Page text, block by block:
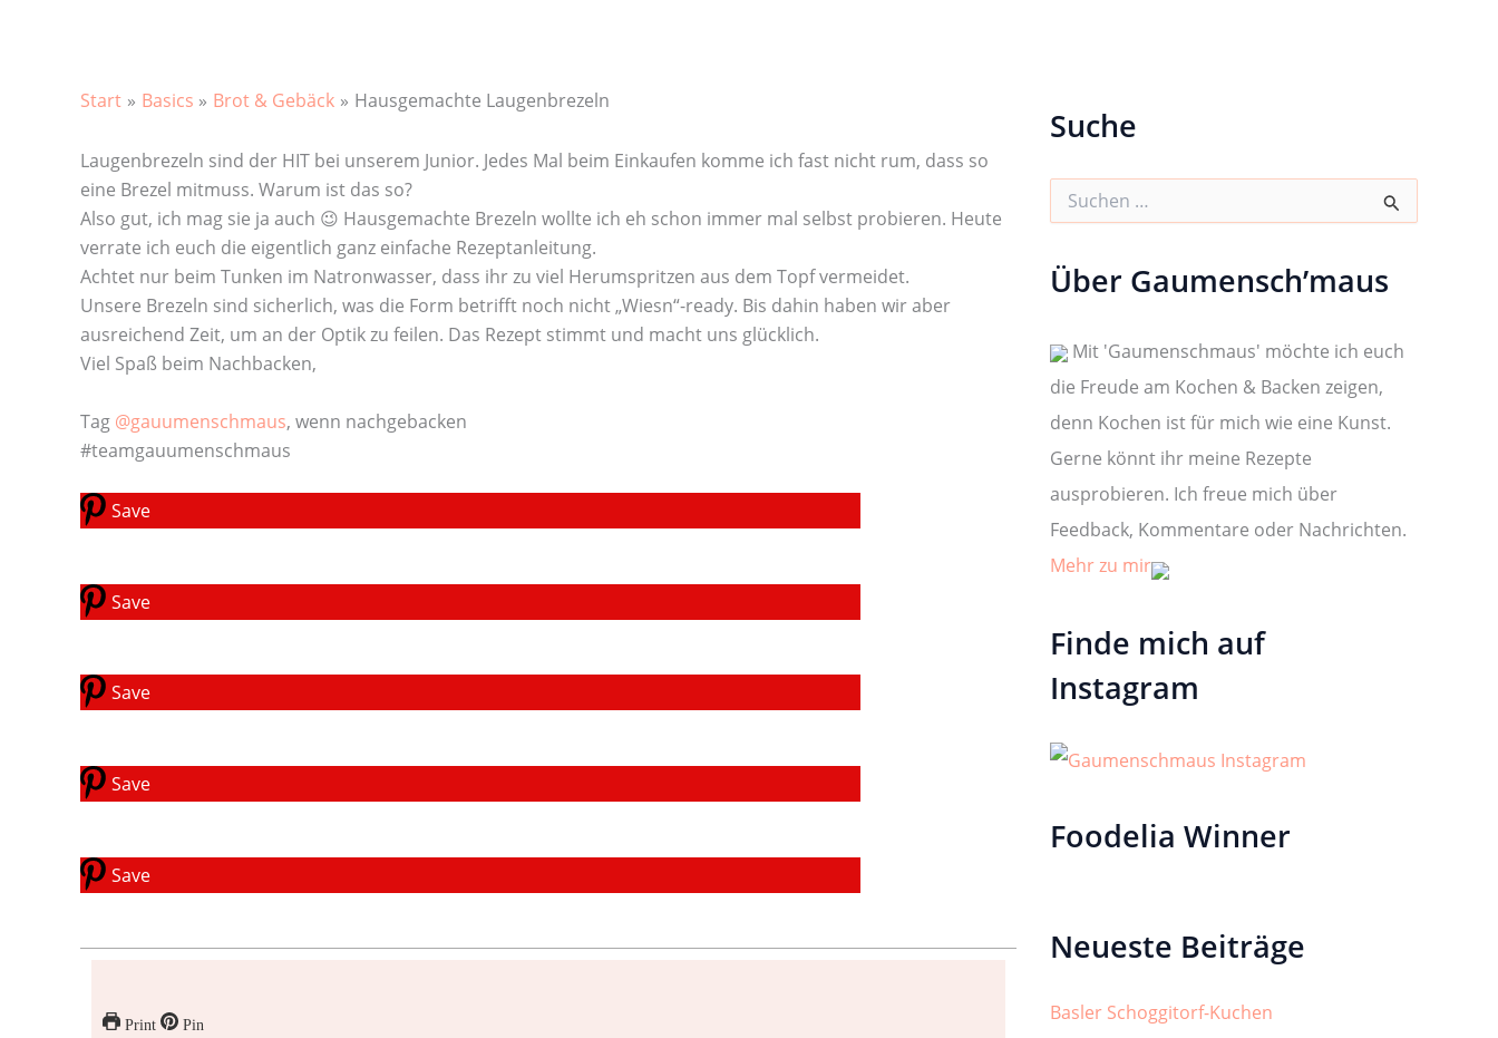
Start Basics Brot & Gebäck Hausgemachte Laugenbrezeln
Laugenbrezeln sind der HIT bei unserem Junior. Jedes Mal beim Einkaufen komme ich fast nicht rum, dass so
eine Brezel mitmuss. Warum ist das so?
Also gut, ich mag sie ja auch 😉 Hausgemachte Brezeln wollte ich eh schon immer mal selbst probieren. Heute
verrate ich euch die eigentlich ganz einfache Rezeptanleitung.
Achtet nur beim Tunken im Natronwasser, dass ihr zu viel Herumspritzen aus dem Topf vermeidet.
Unsere Brezeln sind sicherlich, was die Form betrifft noch nicht „Wiesn“-ready. Bis dahin haben wir aber
ausreichend Zeit, um an der Optik zu feilen. Das Rezept stimmt und macht uns glücklich.
Viel Spaß beim Nachbacken,
Tag @gauumenschmaus, wenn nachgebacken
#teamgauumenschmaus
Save
Save
Save
Save
Save
Print Pin
Suche
e
a
c
h
Über Gaumensch’maus
Mit 'Gaumenschmaus' möchte ich euch
die Freude am Kochen & Backen zeigen,
denn Kochen ist für mich wie eine Kunst.
Gerne könnt ihr meine Rezepte
ausprobieren. Ich freue mich über
Feedback, Kommentare oder Nachrichten.
Mehr zu mir
Finde mich auf
Instagram
Foodelia Winner
Neueste Beiträge
Basler Schoggitorf-Kuchen